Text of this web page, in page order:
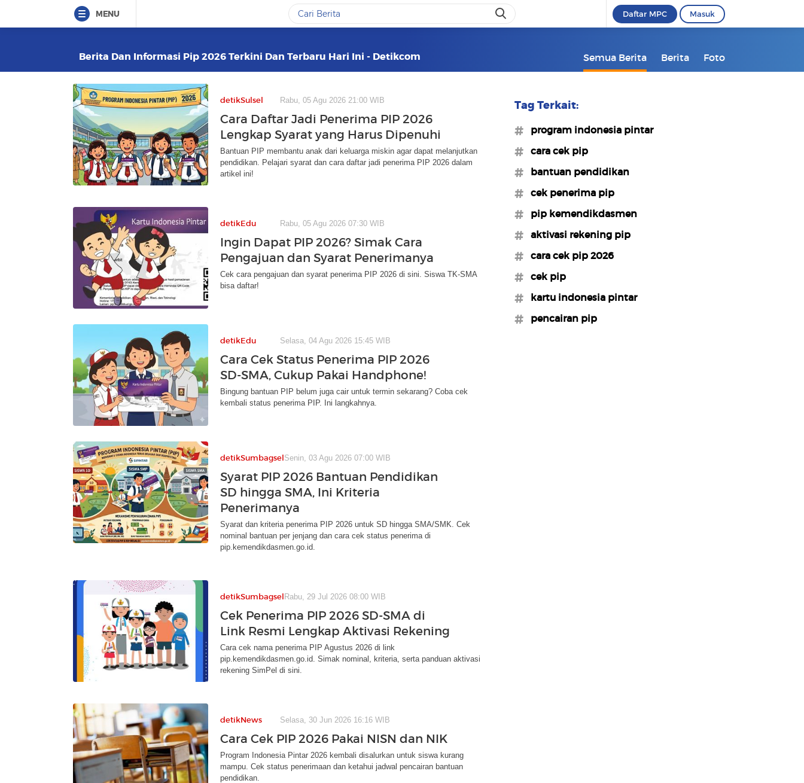
MENU Daftar MPC Masuk
Berita Dan Informasi Pip 2026 Terkini Dan Terbaru Hari Ini - Detikcom Semua Berita Berita Foto
detikSulsel Rabu, 05 Agu 2026 21:00 WIB
Cara Daftar Jadi Penerima PIP 2026
Lengkap Syarat yang Harus Dipenuhi
Bantuan PIP membantu anak dari keluarga miskin agar dapat melanjutkan
pendidikan. Pelajari syarat dan cara daftar jadi penerima PIP 2026 dalam
artikel ini!
detikEdu Rabu, 05 Agu 2026 07:30 WIB
Ingin Dapat PIP 2026? Simak Cara
Pengajuan dan Syarat Penerimanya
Cek cara pengajuan dan syarat penerima PIP 2026 di sini. Siswa TK-SMA
bisa daftar!
detikEdu Selasa, 04 Agu 2026 15:45 WIB
Cara Cek Status Penerima PIP 2026
SD-SMA, Cukup Pakai Handphone!
Bingung bantuan PIP belum juga cair untuk termin sekarang? Coba cek
kembali status penerima PIP. Ini langkahnya.
detikSumbagselSenin, 03 Agu 2026 07:00 WIB
Syarat PIP 2026 Bantuan Pendidikan
SD hingga SMA, Ini Kriteria
Penerimanya
Syarat dan kriteria penerima PIP 2026 untuk SD hingga SMA/SMK. Cek
nominal bantuan per jenjang dan cara cek status penerima di
pip.kemendikdasmen.go.id.
detikSumbagsel Rabu, 29 Jul 2026 08:00 WIB
Cek Penerima PIP 2026 SD-SMA di
Link Resmi Lengkap Aktivasi Rekening
Cara cek nama penerima PIP Agustus 2026 di link
pip.kemendikdasmen.go.id. Simak nominal, kriteria, serta panduan aktivasi
rekening SimPel di sini.
detikNews Selasa, 30 Jun 2026 16:16 WIB
Cara Cek PIP 2026 Pakai NISN dan NIK
Program Indonesia Pintar 2026 kembali disalurkan untuk siswa kurang
mampu. Cek status penerimaan dan ketahui jadwal pencairan bantuan
pendidikan.
Tag Terkait:
#program indonesia pintar
#cara cek pip
#bantuan pendidikan
#cek penerima pip
#pip kemendikdasmen
#aktivasi rekening pip
#cara cek pip 2026
#cek pip
#kartu indonesia pintar
#pencairan pip